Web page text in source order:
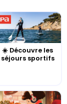
☀️ Découvre les
séjours sportifs